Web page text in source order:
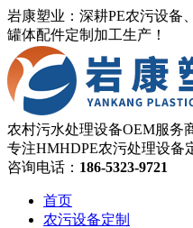
岩康塑业：深耕PE农污设备
罐体配件定制加工生产！
农村污水处理设备OEM服务
专注HMHDPE农污处理设备
咨询电话： 186-5323-9721
首页
农污设备定制